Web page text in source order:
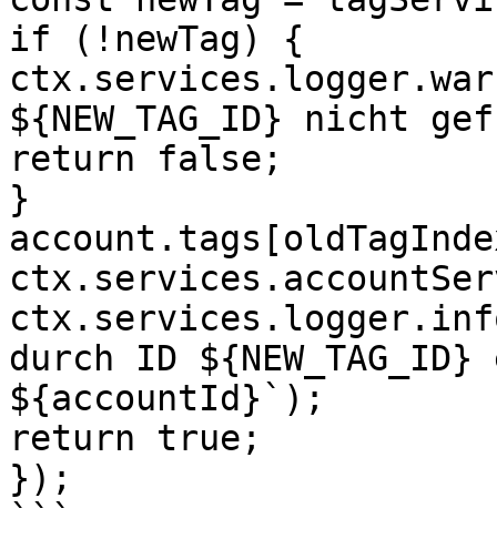
if (!newTag) {
${NEW_TAG_ID} nicht
return false;
}
durch ID
${accountId}`);
return true;
});
```